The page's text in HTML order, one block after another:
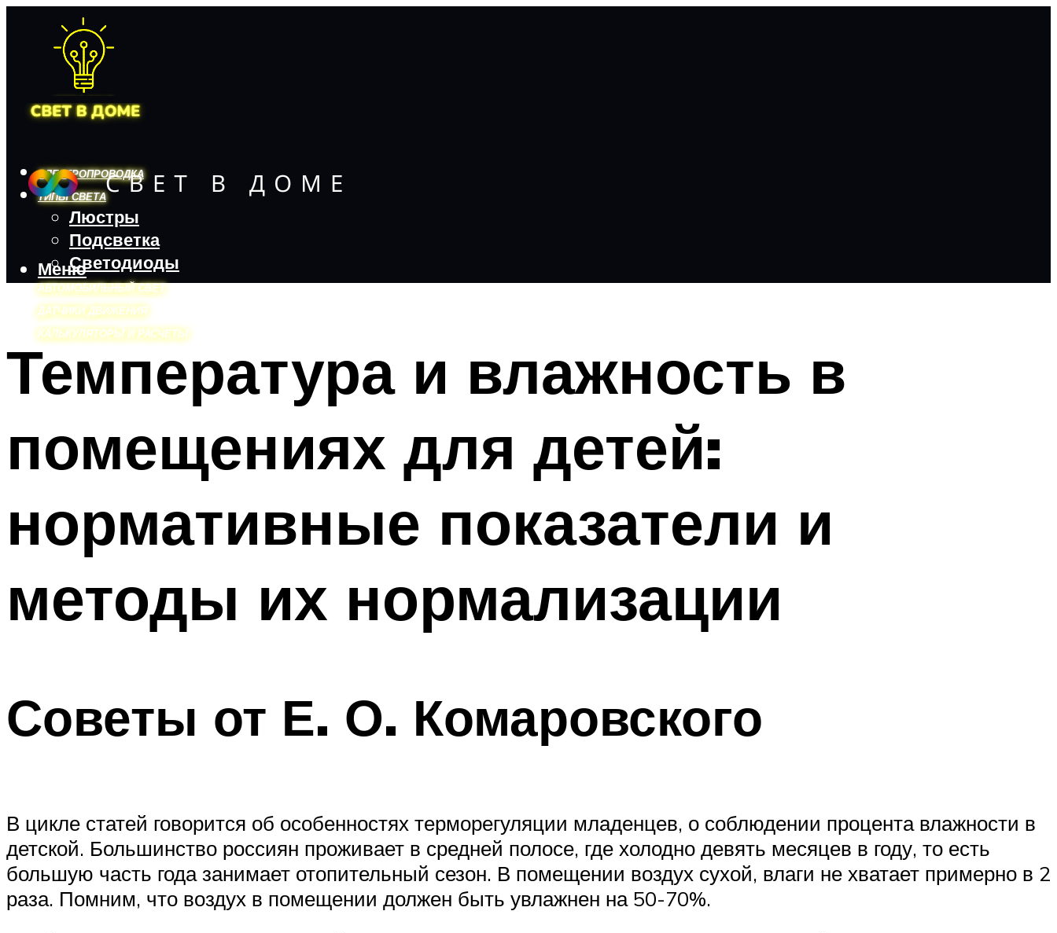
ЭЛЕКТРОПРОВОДКА
ТИПЫ СВЕТА
Люстры
Подсветка
Светодиоды
АВТОМОБИЛЬНЫЙ СВЕТ
ДАТЧИКИ ДВИЖЕНИЯ
КАЛЬКУЛЯТОРЫ И РАСЧЕТЫ
Меню
Меню
Температура и влажность в
помещениях для детей:
нормативные показатели и
методы их нормализации
Советы от Е. О. Комаровского
В цикле статей говорится об особенностях терморегуляции младенцев, о соблюдении процента влажности в
детской. Большинство россиян проживает в средней полосе, где холодно девять месяцев в году, то есть
большую часть года занимает отопительный сезон. В помещении воздух сухой, влаги не хватает примерно в 2
раза. Помним, что воздух в помещении должен быть увлажнен на 50-70%.